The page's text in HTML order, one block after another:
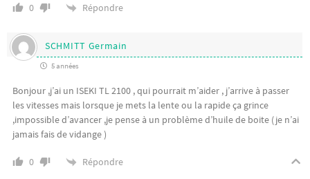
0 Répondre
SCHMITT Germain
5 années
Bonjour ,j’ai un ISEKI TL 2100 , qui pourrait m’aider , j’arrive à passer
les vitesses mais lorsque je mets la lente ou la rapide ça grince
,impossible d’avancer ,je pense à un problème d’huile de boite (je n’ai
jamais fais de vidange )
0 Répondre